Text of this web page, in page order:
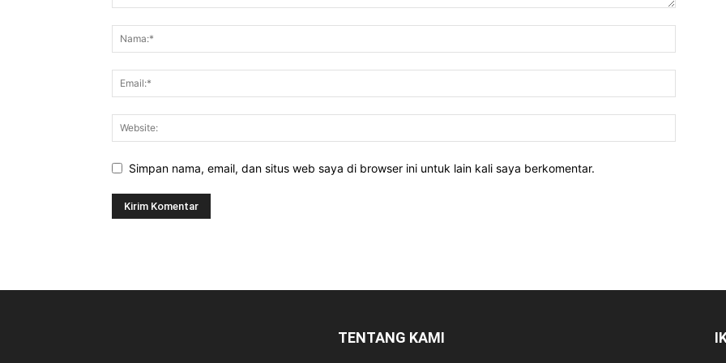
Simpan nama, email, dan situs web saya di browser ini untuk lain kali saya berkomentar.
TENTANG KAMI